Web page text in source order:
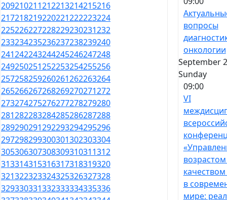
209210211212213214215216
217218219220221222223224
225226227228229230231232
233234235236237238239240
241242243244245246247248
249250251252253254255256
257258259260261262263264
265266267268269270271272
273274275276277278279280
281282283284285286287288
289290291292293294295296
297298299300301302303304
305306307308309310311312
313314315316317318319320
321322323324325326327328
329330331332333334335336
вопросы
онкологии
September
Sunday
09:00
VI
в
мире: